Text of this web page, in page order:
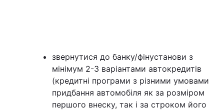
звернутися до банку/фінустанови з
мінімум 2-3 варіантами автокредитів
(кредитні програми з різними умовами
придбання автомобіля як за розміром
першого внеску, так і за строком його